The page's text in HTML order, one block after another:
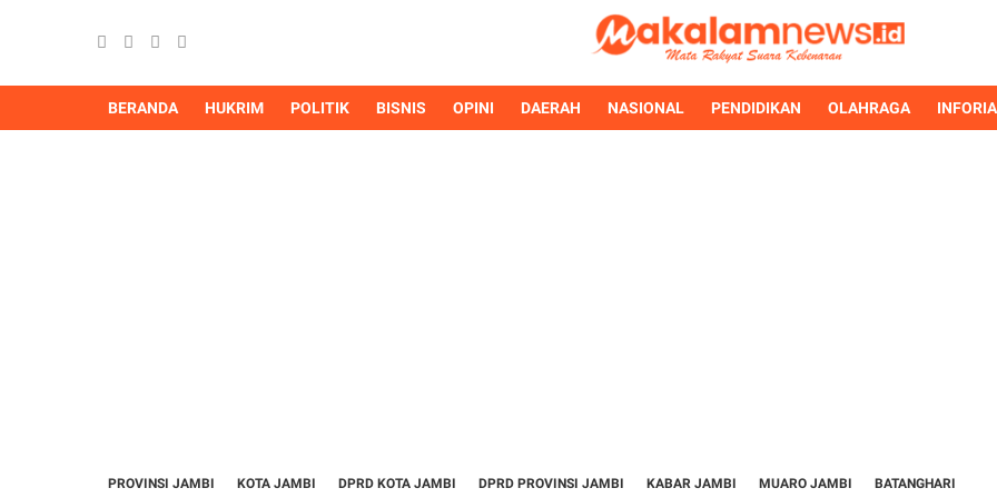
BERANDA HUKRIM POLITIK BISNIS OPINI DAERAH NASIONAL PENDIDIKAN OLAHRAGA
PROVINSI JAMBI KOTA JAMBI DPRD KOTA JAMBI DPRD PROVINSI JAMBI KABAR JAMBI MUARO JAMBI BATANGHARI